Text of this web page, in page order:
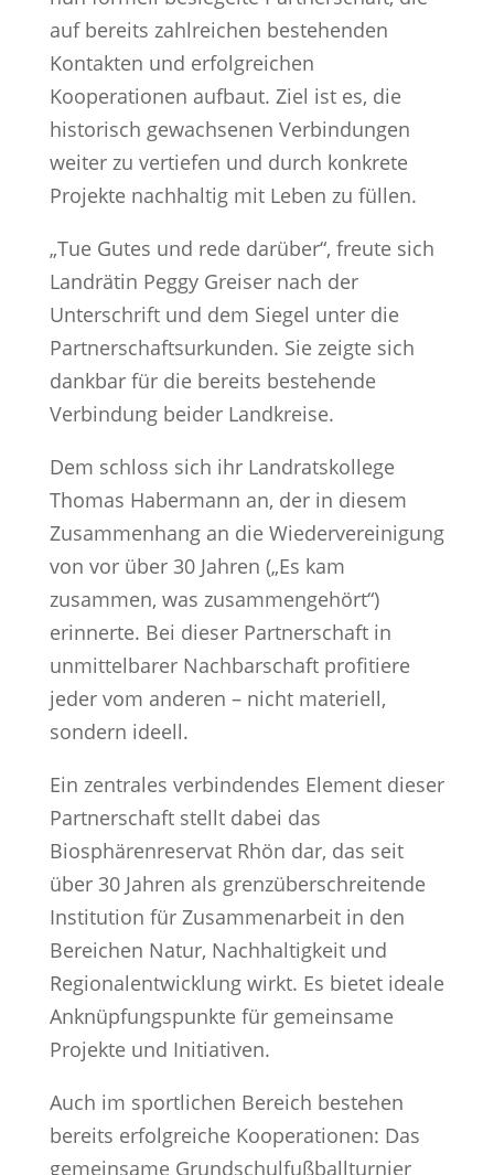
auf bereits zahlreichen bestehenden
Kontakten und erfolgreichen
Kooperationen aufbaut. Ziel ist es, die
historisch gewachsenen Verbindungen
weiter zu vertiefen und durch konkrete
Projekte nachhaltig mit Leben zu füllen.
„Tue Gutes und rede darüber“, freute sich
Landrätin Peggy Greiser nach der
Unterschrift und dem Siegel unter die
Partnerschaftsurkunden. Sie zeigte sich
dankbar für die bereits bestehende
Verbindung beider Landkreise.
Dem schloss sich ihr Landratskollege
Thomas Habermann an, der in diesem
Zusammenhang an die Wiedervereinigung
von vor über 30 Jahren („Es kam
zusammen, was zusammengehört“)
erinnerte. Bei dieser Partnerschaft in
unmittelbarer Nachbarschaft profitiere
jeder vom anderen – nicht materiell,
sondern ideell.
Ein zentrales verbindendes Element dieser
Partnerschaft stellt dabei das
Biosphärenreservat Rhön dar, das seit
über 30 Jahren als grenzüberschreitende
Institution für Zusammenarbeit in den
Bereichen Natur, Nachhaltigkeit und
Regionalentwicklung wirkt. Es bietet ideale
Anknüpfungspunkte für gemeinsame
Projekte und Initiativen.
Auch im sportlichen Bereich bestehen
bereits erfolgreiche Kooperationen: Das
gemeinsame Grundschulfußballturnier